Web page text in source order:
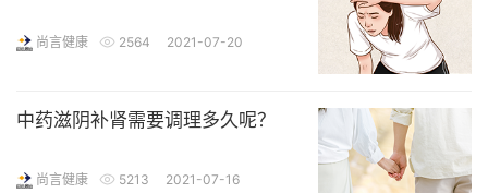
尚言健康 2564 2021-07-20
中药滋阴补肾需要调理多久呢？
尚言健康 5213 2021-07-16